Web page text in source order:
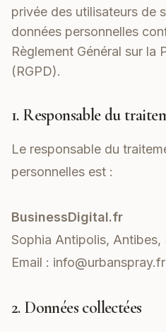
privée des utilisateurs de
données personnelles
Règlement Général sur la
(RGPD).
1. Responsable du
Le responsable du
personnelles est :
BusinessDigital.fr
Sophia Antipolis, Antibes,
Email : info@urbanspray.fr
2. Données collectées